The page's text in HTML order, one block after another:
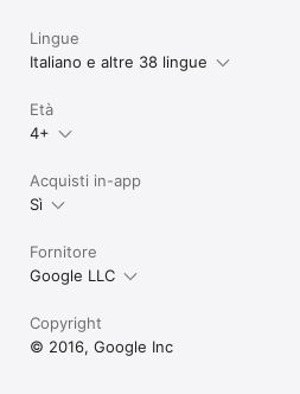
Lingue
Italiano e altre 38 lingue
Età
4+
Acquisti in-app
Sì
Fornitore
Google LLC
Copyright
© 2016, Google Inc